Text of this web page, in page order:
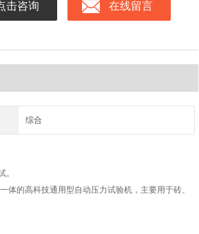
击咨询 在线留言
综合
的高科技通用型自动压力试验机，主要用于砖、